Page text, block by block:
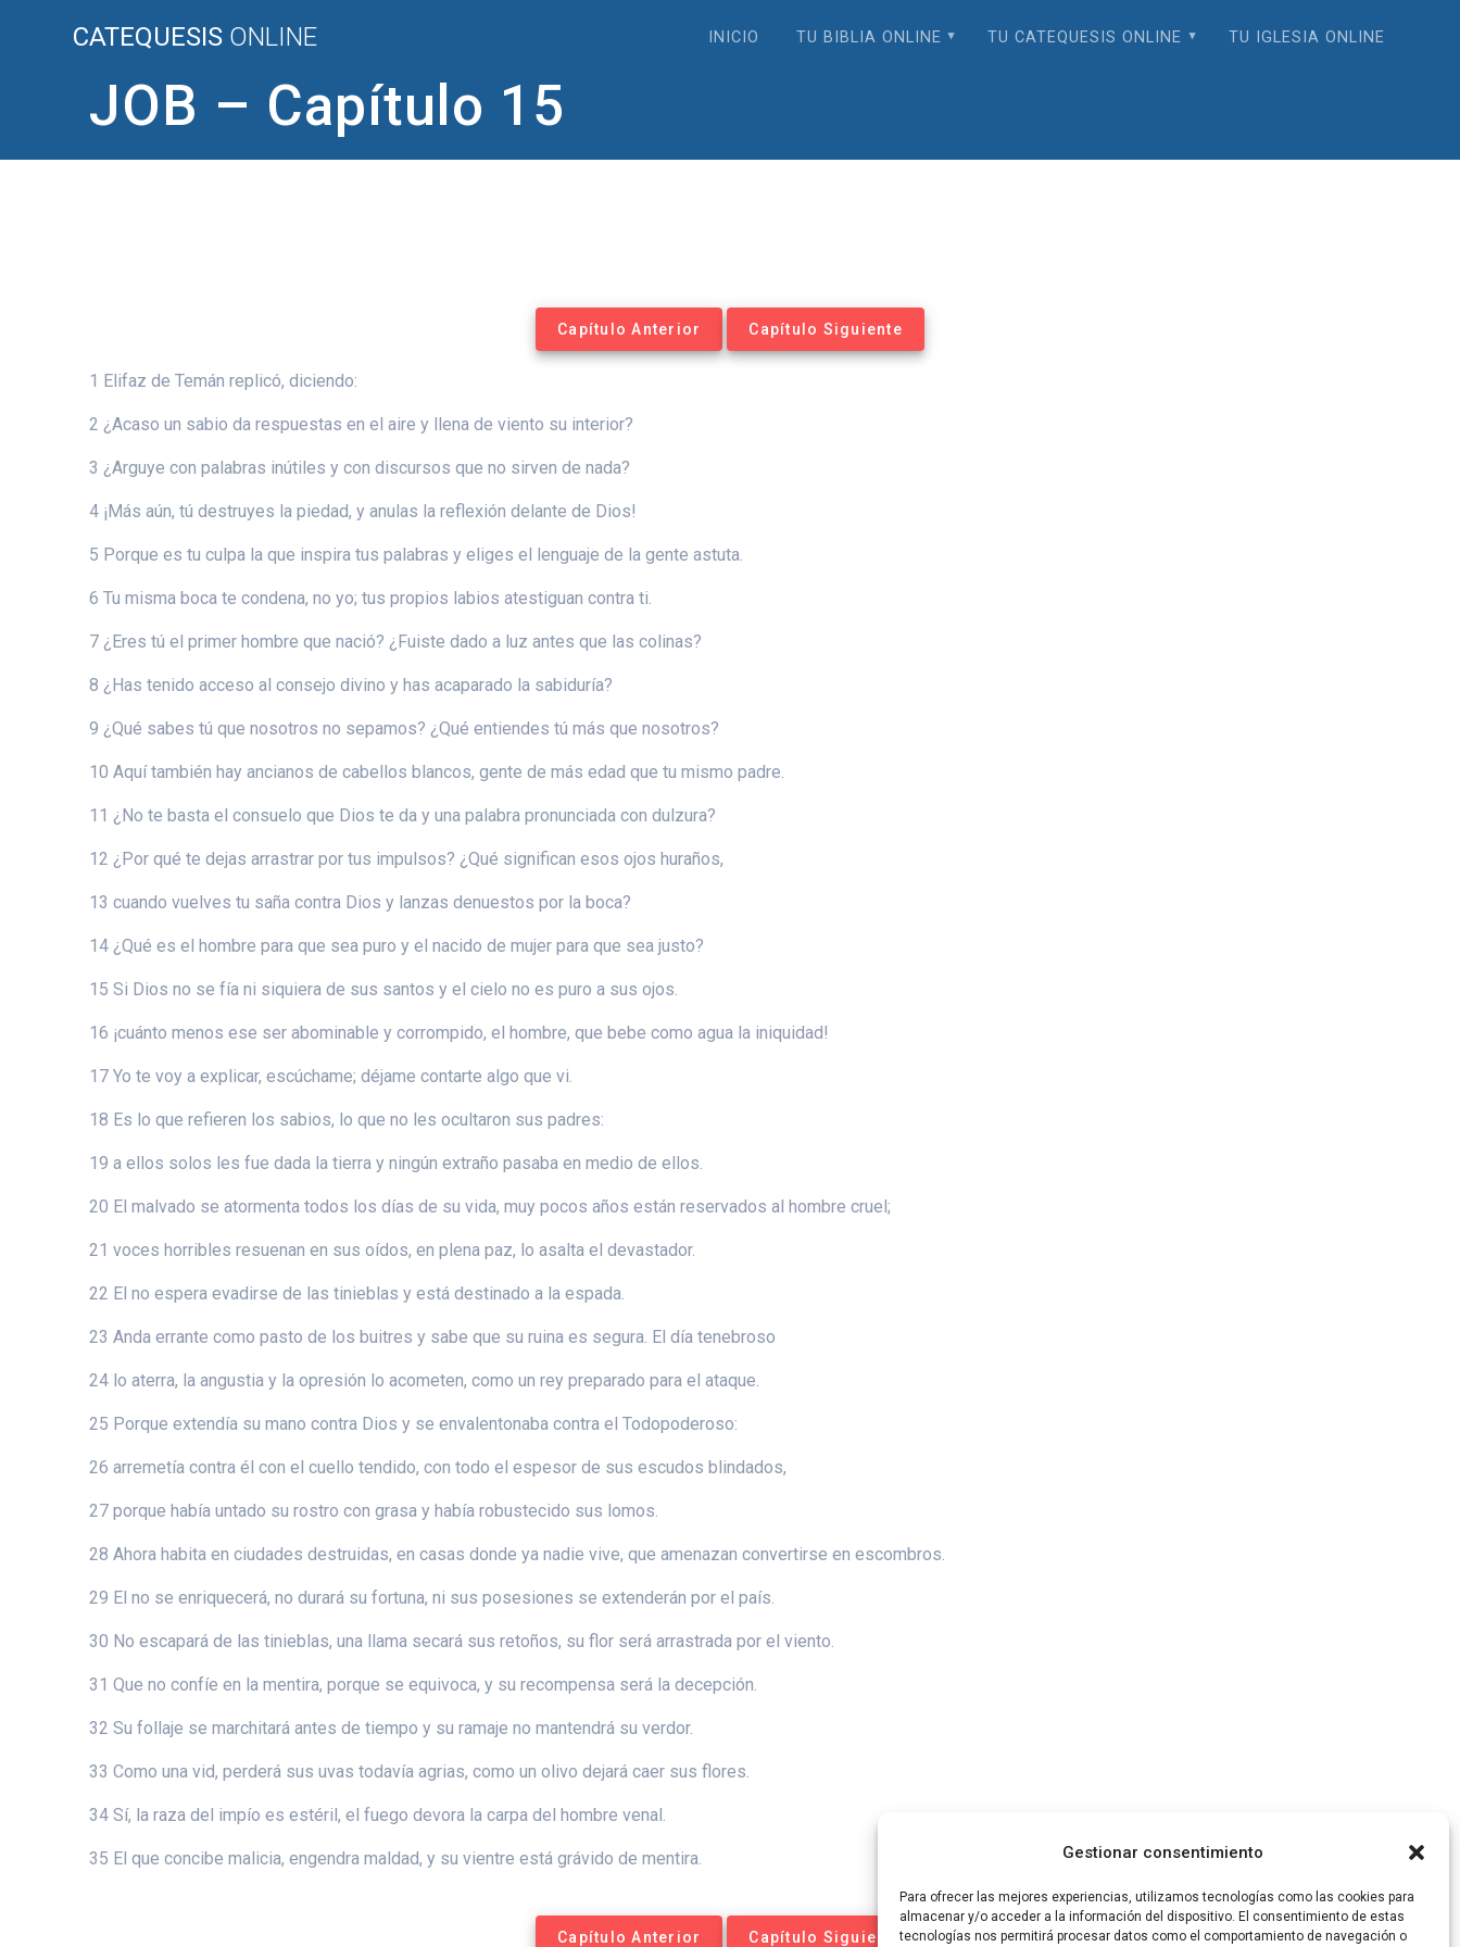
Gestionar consentimiento
Para ofrecer las mejores experiencias, utilizamos tecnologías como las cookies para
almacenar y/o acceder a la información del dispositivo. El consentimiento de estas
tecnologías nos permitirá procesar datos como el comportamiento de navegación o
CATEQUESIS ONLINE INICIO TU BIBLIA ONLINE TU CATEQUESIS ONLINE TU IGLESIA ONLINE
JOB – Capítulo 15
Capítulo Anterior Capítulo Siguiente
1 Elifaz de Temán replicó, diciendo:
2 ¿Acaso un sabio da respuestas en el aire y llena de viento su interior?
3 ¿Arguye con palabras inútiles y con discursos que no sirven de nada?
4 ¡Más aún, tú destruyes la piedad, y anulas la reflexión delante de Dios!
5 Porque es tu culpa la que inspira tus palabras y eliges el lenguaje de la gente astuta.
6 Tu misma boca te condena, no yo; tus propios labios atestiguan contra ti.
7 ¿Eres tú el primer hombre que nació? ¿Fuiste dado a luz antes que las colinas?
8 ¿Has tenido acceso al consejo divino y has acaparado la sabiduría?
9 ¿Qué sabes tú que nosotros no sepamos? ¿Qué entiendes tú más que nosotros?
10 Aquí también hay ancianos de cabellos blancos, gente de más edad que tu mismo padre.
11 ¿No te basta el consuelo que Dios te da y una palabra pronunciada con dulzura?
12 ¿Por qué te dejas arrastrar por tus impulsos? ¿Qué significan esos ojos huraños,
13 cuando vuelves tu saña contra Dios y lanzas denuestos por la boca?
14 ¿Qué es el hombre para que sea puro y el nacido de mujer para que sea justo?
15 Si Dios no se fía ni siquiera de sus santos y el cielo no es puro a sus ojos.
16 ¡cuánto menos ese ser abominable y corrompido, el hombre, que bebe como agua la iniquidad!
17 Yo te voy a explicar, escúchame; déjame contarte algo que vi.
18 Es lo que refieren los sabios, lo que no les ocultaron sus padres:
19 a ellos solos les fue dada la tierra y ningún extraño pasaba en medio de ellos.
20 El malvado se atormenta todos los días de su vida, muy pocos años están reservados al hombre cruel;
21 voces horribles resuenan en sus oídos, en plena paz, lo asalta el devastador.
22 El no espera evadirse de las tinieblas y está destinado a la espada.
23 Anda errante como pasto de los buitres y sabe que su ruina es segura. El día tenebroso
24 lo aterra, la angustia y la opresión lo acometen, como un rey preparado para el ataque.
25 Porque extendía su mano contra Dios y se envalentonaba contra el Todopoderoso:
26 arremetía contra él con el cuello tendido, con todo el espesor de sus escudos blindados,
27 porque había untado su rostro con grasa y había robustecido sus lomos.
28 Ahora habita en ciudades destruidas, en casas donde ya nadie vive, que amenazan convertirse en escombros.
29 El no se enriquecerá, no durará su fortuna, ni sus posesiones se extenderán por el país.
30 No escapará de las tinieblas, una llama secará sus retoños, su flor será arrastrada por el viento.
31 Que no confíe en la mentira, porque se equivoca, y su recompensa será la decepción.
32 Su follaje se marchitará antes de tiempo y su ramaje no mantendrá su verdor.
33 Como una vid, perderá sus uvas todavía agrias, como un olivo dejará caer sus flores.
34 Sí, la raza del impío es estéril, el fuego devora la carpa del hombre venal.
35 El que concibe malicia, engendra maldad, y su vientre está grávido de mentira.
Capítulo Anterior Capítulo Siguiente